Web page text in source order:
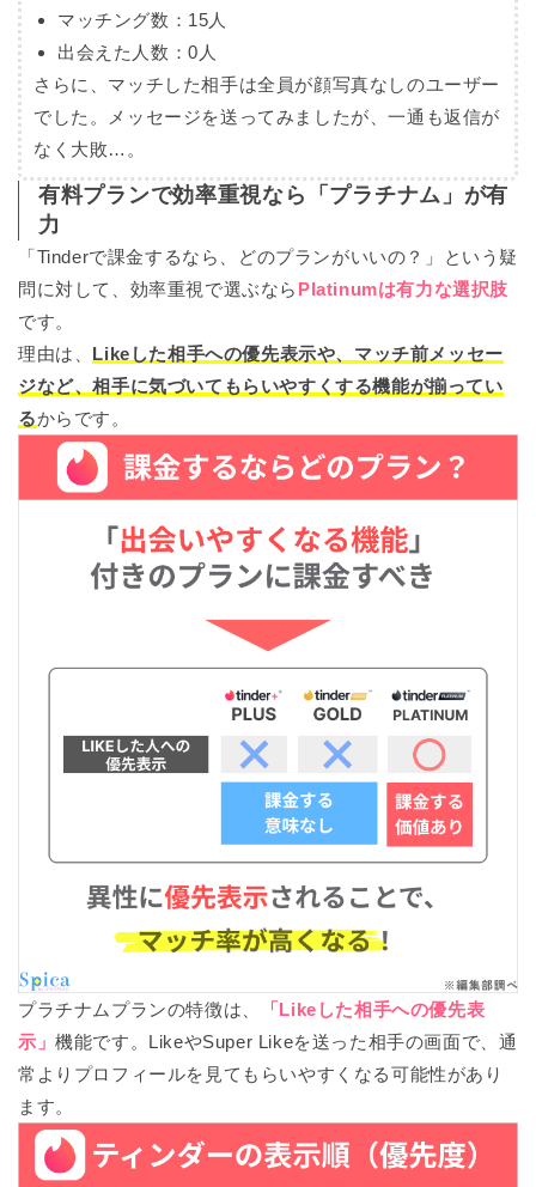
マッチング数： 15人
出会えた人数：0人
さらに、マッチした相手は全員が顔写真なしのユーザー
でした。メッセージを送ってみましたが、一通も返信が
なく大敗…。
有料プランで効率重視なら「プラチナム」が有
力
「Tinderで課金するなら、どのプランがいいの？」という疑
問に対して、効率重視で選ぶなら Platinumは有力な選択肢
です。
理由は、 Likeした相手への優先表示や、マッチ前メッセー
ジなど、相手に気づいてもらいやすくする機能が揃ってい
るからです。
プラチナムプランの特徴は、
「Likeした相手への優先表
示」機能です。LikeやSuper Likeを送った相手の画面で、通
常よりプロフィールを見てもらいやすくなる可能性があり
ます。